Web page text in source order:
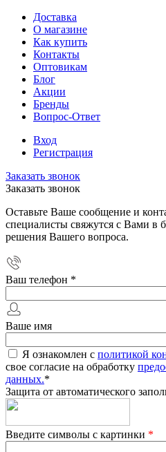
Доставка
О магазине
Как купить
Контакты
Оптовикам
Блог
Акции
Бренды
Вопрос-Ответ
Вход
Регистрация
Заказать звонок
Заказать звонок
Оставьте Ваше сообщение и
специалисты свяжутся с Вами в
решения Вашего вопроса.
Ваш телефон *
Ваше имя
Я ознакомлен с политикой
свое согласие на обработку
данных.*
Защита от автоматического
Введите символы с картинки *